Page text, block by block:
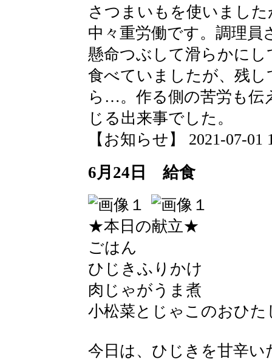
さつまいもを使いまし
中々重労働です。調理
懸命つぶして滑らかに
食べていましたが、残
ら…。作る側の苦労も伝
じる出来事でした。
【お知らせ】 2021-07-01
6月24日 給食
★本日の献立★
ごはん
ひじきふりかけ
肉じゃがうま煮
小松菜とじゃこのおひた
今日は、ひじきを甘辛